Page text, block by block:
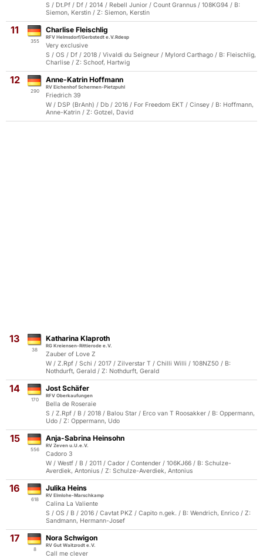
S / Dt.Pf / Df / 2014 / Rebell Junior / Count Grannus / 108KG94 / B:
Siemon, Kerstin / Z: Siemon, Kerstin
11
355
Charlise Fleischlig
RFV Helmsdorf/Gerbstedt e.V.Rdesp
Very exclusive
S / OS / Df / 2018 / Vivaldi du Seigneur / Mylord Carthago / B: Fleischlig,
Charlise / Z: Schoof, Hartwig
12
290
Anne-Katrin Hoffmann
RV Eichenhof Schermen-Pietzpuhl
Friedrich 39
W / DSP (BrAnh) / Db / 2016 / For Freedom EKT / Cinsey / B: Hoffmann,
Anne-Katrin / Z: Gotzel, David
13
38
Katharina Klaproth
RG Kreiensen-Rittierode e.V.
Zauber of Love Z
W / Z.Rpf / Schi / 2017 / Zilverstar T / Chilli Willi / 108NZ50 / B:
Nothdurft, Gerald / Z: Nothdurft, Gerald
14
170
Jost Schäfer
RFV Oberkaufungen
Bella de Roseraie
S / Z.Rpf / B / 2018 / Balou Star / Erco van T Roosakker / B: Oppermann,
Udo / Z: Oppermann, Udo
15
556
Anja-Sabrina Heinsohn
RV Zeven u.U.e.V.
Cadoro 3
W / Westf / B / 2011 / Cador / Contender / 106KJ66 / B: Schulze-
Averdiek, Antonius / Z: Schulze-Averdiek, Antonius
16
618
Julika Heins
RV Elmlohe-Marschkamp
Calina La Valiente
S / OS / B / 2016 / Cavtat PKZ / Capito n.gek. / B: Wendrich, Enrico / Z:
Sandmann, Hermann-Josef
17
8
Nora Schwigon
RV Gut Waitzrodt e.V.
Call me clever